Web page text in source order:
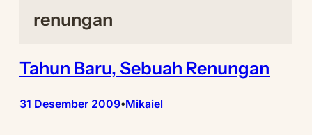
renungan
Tahun Baru, Sebuah Renungan
31 Desember 2009•Mikaiel